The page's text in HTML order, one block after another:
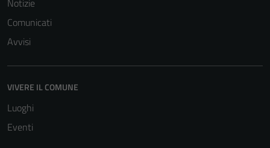
Comunicati
Avvisi
VIVERE IL COMUNE
Luoghi
Eventi
non raccolgono